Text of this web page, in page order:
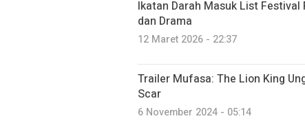
Ikatan Darah Masuk List
dan Drama
12 Maret 2026 - 22:37
Trailer Mufasa: The Lion King
Scar
6 November 2024 - 05:14